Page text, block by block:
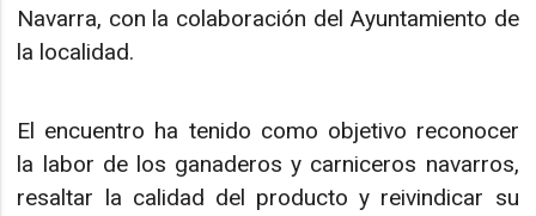
Navarra, con la colaboración del Ayuntamiento de
la localidad.
El encuentro ha tenido como objetivo reconocer
la labor de los ganaderos y carniceros navarros,
resaltar la calidad del producto y reivindicar su